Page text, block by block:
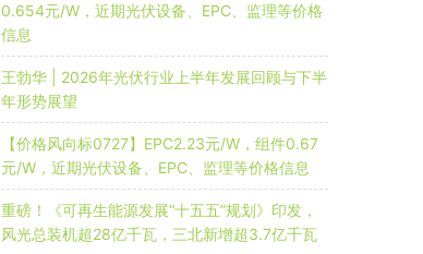
0.654元/W，近期光伏设备、EPC、监理等价格
信息
王勃华 | 2026年光伏行业上半年发展回顾与下半
年形势展望
【价格风向标0727】EPC2.23元/W，组件0.67
元/W，近期光伏设备、EPC、监理等价格信息
重磅！《可再生能源发展“十五五”规划》印发，
风光总装机超28亿千瓦，三北新增超3.7亿千瓦